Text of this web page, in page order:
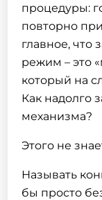
процедуры:
повторно
главное, что
режим – это
который на
Как надолго
механизма?
Этого не
Называть
бы просто